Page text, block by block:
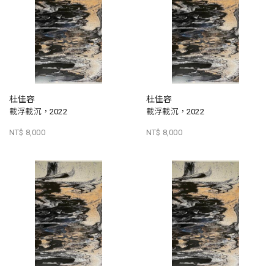
杜佳容
載浮載沉，2022
NT$ 8,000
杜佳容
載浮載沉，2022
NT$ 8,000